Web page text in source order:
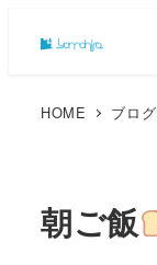
HOME ブログ
朝ご飯